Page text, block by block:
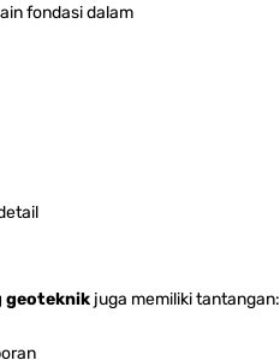
fondasi dalam
geoteknik juga memiliki tantangan: